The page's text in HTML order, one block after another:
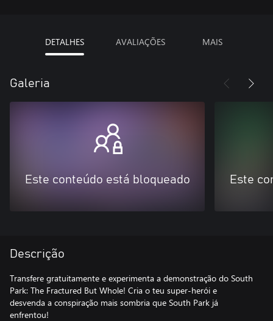
DETALHES AVALIAÇÕES MAIS
Galeria
Este conteúdo está bloqueado Este
Descrição
Transfere gratuitamente e experimenta a demonstração do South
Park: The Fractured But Whole! Cria o teu super-herói e
desvenda a conspiração mais sombria que South Park já
enfrentou!